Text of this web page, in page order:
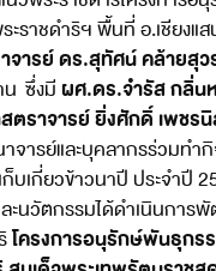
ราชดำริฯ พื้นที่ อ.เชียงแส
จารย์ ดร.สุทัศน์ คล้ายสุ
น ซึ่งมีผศ.ดร.จำรัส กลิ่น
ตราจารย์ ยิ่งศักดิ์ เพชร
ารย์และบุคลากรร่วมทำ
บเกี่ยวข้าวนาปี ประจำปี
ะนวัตกรรมได้ดำเนินการ
โครงการอนุรักษ์พันธุกร